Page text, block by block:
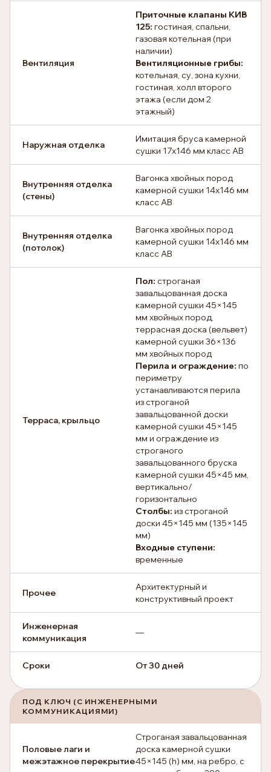
Вентиляция
Приточные клапаны КИВ
125: гостиная, спальни,
газовая котельная (при
наличии)
Вентиляционные грибы:
котельная, су, зона кухни,
гостиная, холл второго
этажа (если дом 2
этажный)
Наружная отделка
Имитация бруса камерной
сушки 17х146 мм класс АВ
Внутренняя отделка
(стены)
Вагонка хвойных пород
камерной сушки 14х146 мм
класс АВ
Внутренняя отделка
(потолок)
Вагонка хвойных пород
камерной сушки 14х146 мм
класс АВ
Терраса, крыльцо
Пол: строганая
завальцованная доска
камерной сушки 45×145
мм хвойных пород,
террасная доска (вельвет)
камерной сушки 36×136
мм хвойных пород
Перила и ограждение: по
периметру
устанавливаются перила
из строганой
завальцованной доски
камерной сушки 45×145
мм и ограждение из
строганого
завальцованного бруска
камерной сушки 45×45 мм,
вертикально/
горизонтально
Столбы: из строганой
доски 45×145 мм (135×145
мм)
Входные ступени:
временные
Прочее
Архитектурный и
конструктивный проект
Инженерная
коммуникация
—
Сроки От 30 дней
ПОД КЛЮЧ (С ИНЖЕНЕРНЫМИ
КОММУНИКАЦИЯМИ)
Половые лаги и
межэтажное перекрытие
Строганая завальцованная
доска камерной сушки
45×145 (h) мм, на ребро, с